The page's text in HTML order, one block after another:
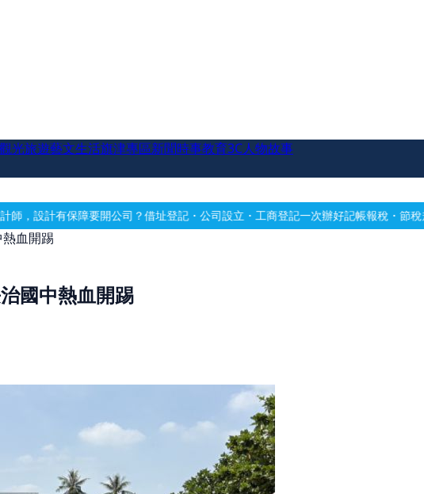
觀光旅遊藝文生活旗津專區新聞時事教育3C人物故事
開公司？借址登記・公司設立・工商登記一次辦好 記帳報稅・節稅規劃・帳務健檢借
血開踢
國中熱血開踢